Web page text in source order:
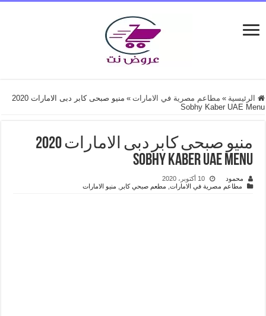
الرئيسية » مطاعم مصرية في الامارات »
منيو صبحى كابر دبى الامارات 2020
Sobhy Kaber UAE Menu
منيو صبحى كابر دبى الامارات 2020
Sobhy Kaber UAE Menu
محمود
10 أكتوبر، 2020
مطاعم مصرية في الامارات, مطعم صبحي كابر منيو الامارات